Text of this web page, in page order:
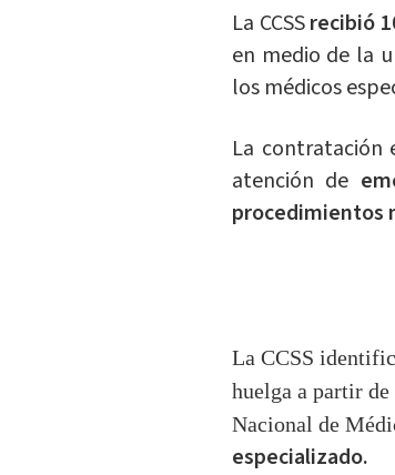
La CCSSrecibió
en medio de la
los médicos
La
atención de
procedimientos
La CCSS
huelga a partir
Nacional de
especializado.